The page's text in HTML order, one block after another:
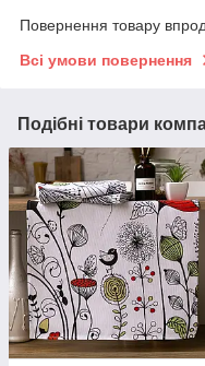
Повернення товару
Всі умови повернення
Подібні товари